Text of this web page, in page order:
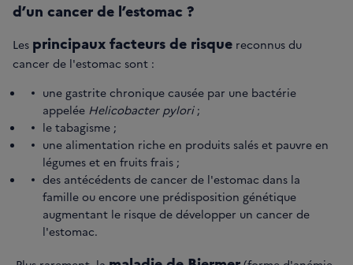
d’un cancer de l’estomac ?
Les principaux facteurs de risque reconnus du
cancer de l'estomac sont :
une gastrite chronique causée par une bactérie
appelée Helicobacter pylori ;
le tabagisme ;
une alimentation riche en produits salés et pauvre en
légumes et en fruits frais ;
des antécédents de cancer de l'estomac dans la
famille ou encore une prédisposition génétique
augmentant le risque de développer un cancer de
l'estomac.